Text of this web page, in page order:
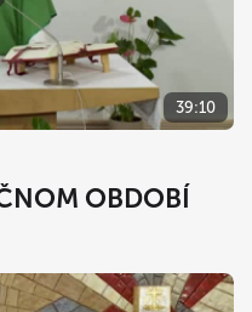
39:10
OBDOBÍ